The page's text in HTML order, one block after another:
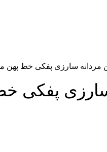
مردانه سارزی پفکی خط
سارزی پفکی